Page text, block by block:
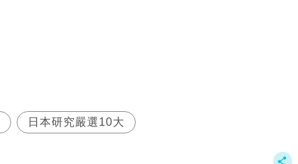
日本研究嚴選10大